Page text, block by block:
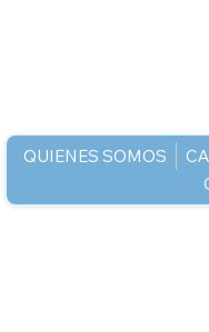
QUIENES SOMOS